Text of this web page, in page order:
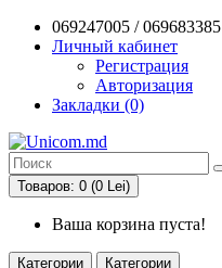
069247005 / 069683385
Личный кабинет
Регистрация
Авторизация
Закладки (0)
Товаров: 0 (0 Lei)
Ваша корзина пуста!
Категории Категории